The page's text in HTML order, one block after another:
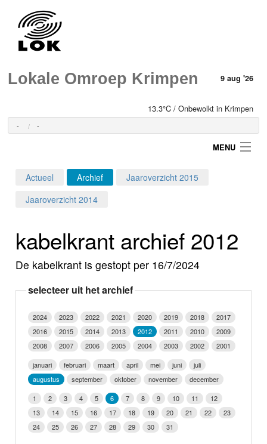
Lokale Omroep Krimpen 9 aug '26
13.3°C / Onbewolkt in Krimpen
- -
MENU
Programma's
Video
Webcam
Info
Actueel Archief
Jaaroverzicht 2015
Jaaroverzicht 2014
kabelkrant archief 2012
De kabelkrant is gestopt per 16/7/2024
selecteer uit het archief
2024 2023 2022 2021 2020 2019 2018
2017
2016
2015 2014 2013 2012 2011 2010
2009
2008
2007 2006 2005 2004 2003 2002
2001
januari
februari maart april mei juni
juli
augustus
september oktober november
december
1
2 3 4 5 6 7 8 9 10 11
12
13
14 15 16 17 18 19 20 21 22
23
24
25 26 27 28 29 30 31